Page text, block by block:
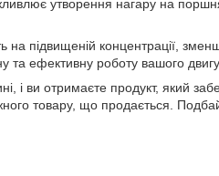
утворення нагару на
на підвищеній концентрації,
ефективну роботу вашого
і ви отримаєте продукт, який
товару, що продається.